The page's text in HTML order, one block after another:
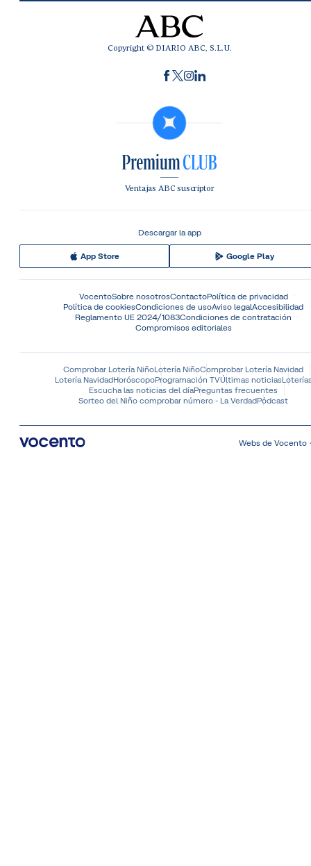
Copyright © DIARIO ABC, S.L.U.
Ventajas ABC suscriptor
Descargar la app
App Store Google Play
VocentoSobre nosotrosContactoPolítica de privacidad
Política de cookiesCondiciones de usoAviso legalAccesibilidad
Reglamento UE 2024/1083Condiciones de contratación
Compromisos editoriales
Comprobar Lotería NiñoLotería NiñoComprobar Lotería Navidad
Lotería NavidadHoróscopoProgramación TVÚltimas noticias
Escucha las noticias del díaPreguntas frecuentes
Sorteo del Niño comprobar número - La VerdadPódcast
Webs de Vocento